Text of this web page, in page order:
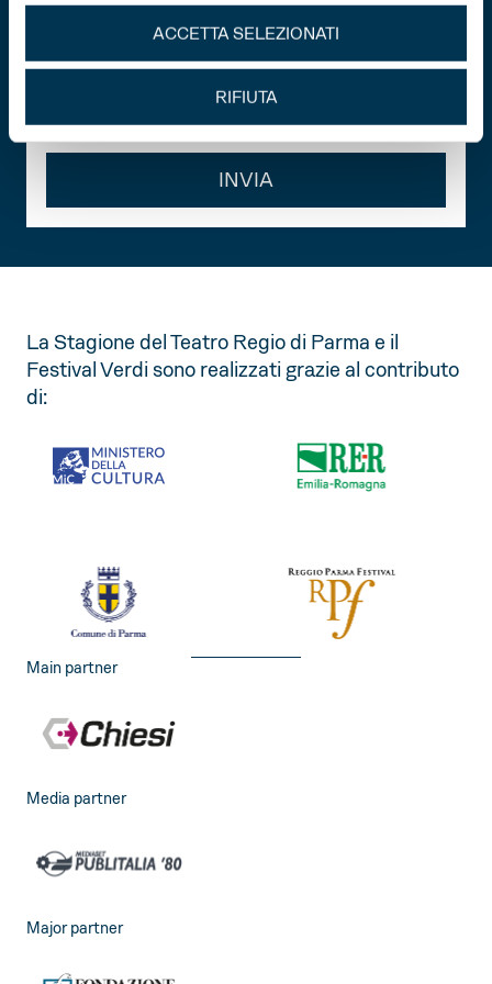
ACCETTA SELEZIONATI
RIFIUTA
relative alle attività, iniziative ed eventi della Fondazione
Teatro Regio.
INVIA
La Stagione del Teatro Regio di Parma e il
Festival Verdi sono realizzati grazie al contributo
di:
Main partner
Media partner
Major partner